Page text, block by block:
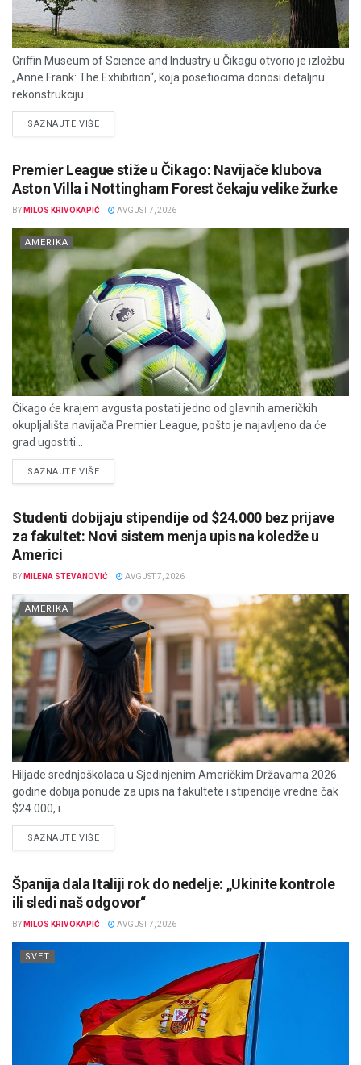
Griffin Museum of Science and Industry u Čikagu otvorio je izložbu
„Anne Frank: The Exhibition“, koja posetiocima donosi detaljnu
rekonstrukciju...
SAZNAJTE VIŠEDETAILS
Premier League stiže u Čikago: Navijače klubova
Aston Villa i Nottingham Forest čekaju velike žurke
BY MILOS KRIVOKAPIĆ AVGUST 7, 2026
AMERIKA
Čikago će krajem avgusta postati jedno od glavnih američkih
okupljališta navijača Premier League, pošto je najavljeno da će
grad ugostiti...
SAZNAJTE VIŠEDETAILS
Studenti dobijaju stipendije od $24.000 bez prijave
za fakultet: Novi sistem menja upis na koledže u
Americi
BY MILENA STEVANOVIĆ AVGUST 7, 2026
AMERIKA
Hiljade srednjoškolaca u Sjedinjenim Američkim Državama 2026.
godine dobija ponude za upis na fakultete i stipendije vredne čak
$24.000, i...
SAZNAJTE VIŠEDETAILS
Španija dala Italiji rok do nedelje: „Ukinite kontrole
ili sledi naš odgovor“
BY MILOS KRIVOKAPIĆ AVGUST 7, 2026
SVET